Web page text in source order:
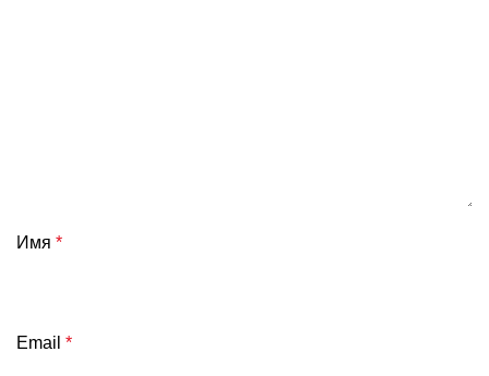
Имя *
Email *